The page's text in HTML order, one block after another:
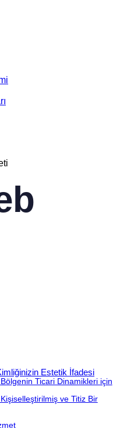
Estetik İfadesi
Ticari Dinamikleri için
ve Titiz Bir